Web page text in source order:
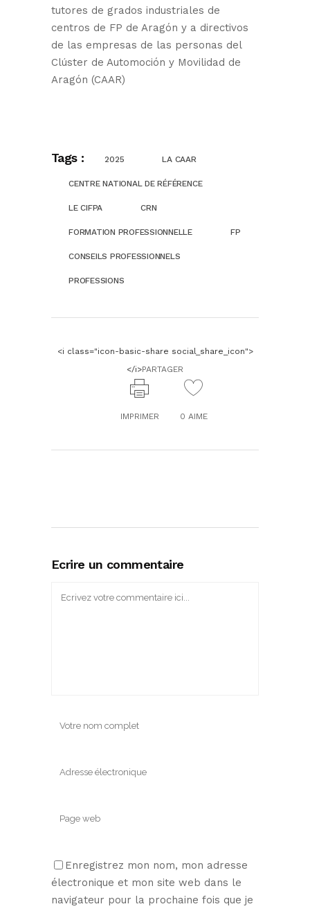
tutores de grados industriales de
centros de FP de Aragón y a directivos
de las empresas de las personas del
Clúster de Automoción y Movilidad de
Aragón (CAAR)
Tags : 2025 LA CAAR
CENTRE NATIONAL DE RÉFÉRENCE
LE CIFPA CRN
FORMATION PROFESSIONNELLE FP
CONSEILS PROFESSIONNELS
PROFESSIONS
<i class="icon-basic-share social_share_icon">
</i>PARTAGER
IMPRIMER 0 AIME
Ecrire un commentaire
Enregistrez mon nom, mon adresse
électronique et mon site web dans le
navigateur pour la prochaine fois que je